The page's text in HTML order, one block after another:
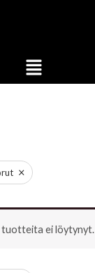
Menu
×
tuotteita ei löytynyt.